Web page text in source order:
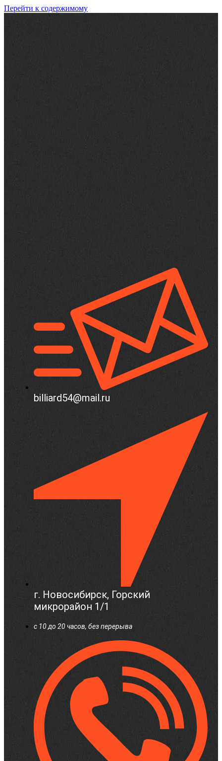
Перейти к содержимому
billiard54@mail.ru
г. Новосибирск, Горский
микрорайон 1/1
c 10 до 20 часов, без перерыва